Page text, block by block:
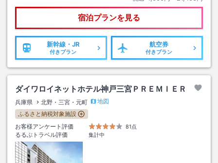
宿泊プランを見る
新幹線・JR
付きプラン
航空券
付きプラン
ダイワロイネットホテル神戸三宮ＰＲＥＭＩＥＲ
兵庫県 北野・三宮・元町
地図
ふるさと納税対象施設
お客様アンケート評価
81点
るるぶトラベル評価 集計中